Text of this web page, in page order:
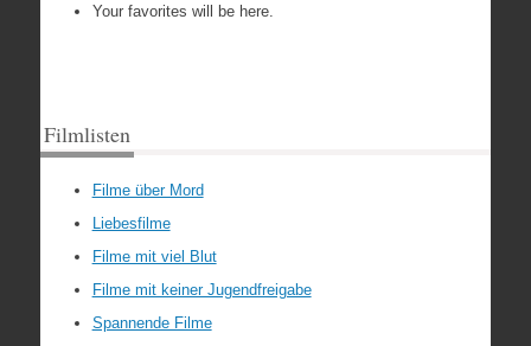
Your favorites will be here.
Filmlisten
Filme über Mord
Liebesfilme
Filme mit viel Blut
Filme mit keiner Jugendfreigabe
Spannende Filme